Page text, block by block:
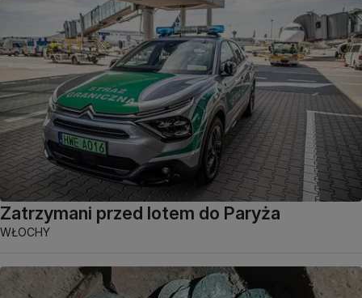
Zatrzymani przed lotem do Paryża
WŁOCHY